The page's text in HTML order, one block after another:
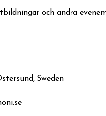
och andra
Sweden